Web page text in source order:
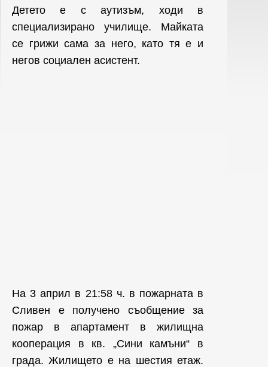
Детето е с аутизъм, ходи в
специализирано училище. Майката
се грижи сама за него, като тя е и
негов социален асистент.
Hа 3 април в 21:58 ч. в пожарната в
Сливен е получено съобщение за
пожар в апартамент в жилищна
кооперация в кв. „Сини камъни“ в
града. Жилището е на шестия етаж.